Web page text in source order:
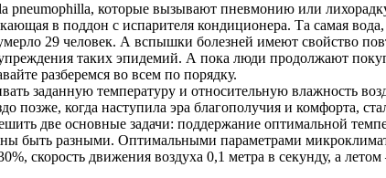
которые вызывают пневмонию или
в поддон с испарителя кондиционера. Та самая вода,
29 человек. А вспышки болезней имеют свойство
таких эпидемий. А пока люди продолжают
разберемся во всем по порядку.
заданную температуру и относительную влажность
когда наступила эра благополучия и комфорта,
две основные задачи: поддержание оптимальной
быть разными. Оптимальными параметрами
скорость движения воздуха 0,1 метра в секунду, а летом